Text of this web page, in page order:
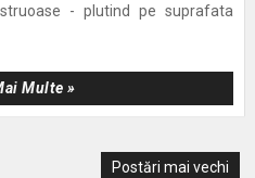
- plutind pe suprafata
Multe »
Postări mai vechi